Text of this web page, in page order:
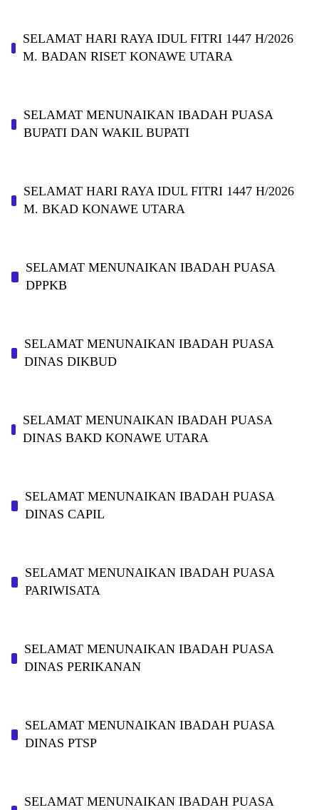
SELAMAT HARI RAYA IDUL FITRI 1447 H/2026
M. BADAN RISET KONAWE UTARA
SELAMAT MENUNAIKAN IBADAH PUASA
BUPATI DAN WAKIL BUPATI
SELAMAT HARI RAYA IDUL FITRI 1447 H/2026
M. BKAD KONAWE UTARA
SELAMAT MENUNAIKAN IBADAH PUASA
DPPKB
SELAMAT MENUNAIKAN IBADAH PUASA
DINAS DIKBUD
SELAMAT MENUNAIKAN IBADAH PUASA
DINAS BAKD KONAWE UTARA
SELAMAT MENUNAIKAN IBADAH PUASA
DINAS CAPIL
SELAMAT MENUNAIKAN IBADAH PUASA
PARIWISATA
SELAMAT MENUNAIKAN IBADAH PUASA
DINAS PERIKANAN
SELAMAT MENUNAIKAN IBADAH PUASA
DINAS PTSP
SELAMAT MENUNAIKAN IBADAH PUASA